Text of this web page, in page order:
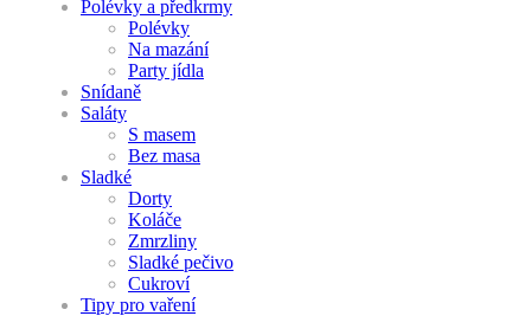
Polévky a předkrmy
Polévky
Na mazání
Party jídla
Snídaně
Saláty
S masem
Bez masa
Sladké
Dorty
Koláče
Zmrzliny
Sladké pečivo
Cukroví
Tipy pro vaření